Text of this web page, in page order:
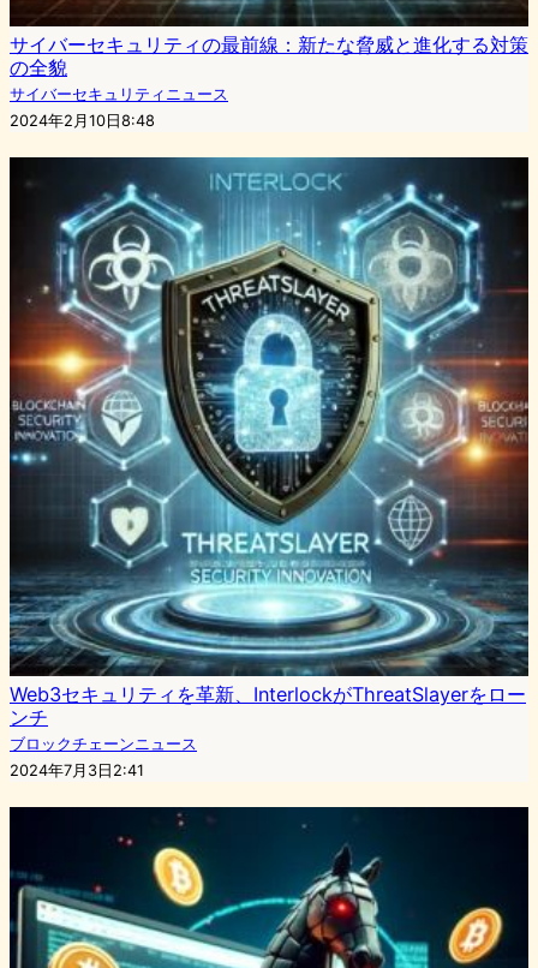
サイバーセキュリティの最前線：新たな脅威と進化する対策
の全貌
サイバーセキュリティニュース
2024年2月10日8:48
Web3セキュリティを革新、InterlockがThreatSlayerをロー
ンチ
ブロックチェーンニュース
2024年7月3日2:41